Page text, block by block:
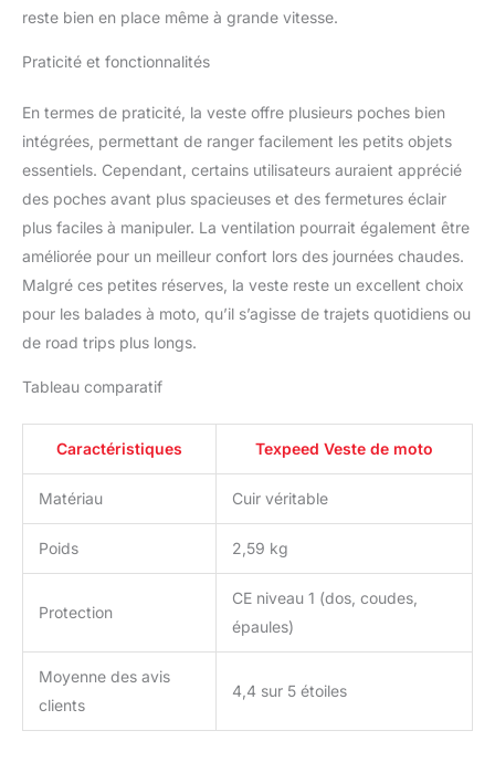
reste bien en place même à grande vitesse.
Praticité et fonctionnalités
En termes de praticité, la veste offre plusieurs poches bien
intégrées, permettant de ranger facilement les petits objets
essentiels. Cependant, certains utilisateurs auraient apprécié
des poches avant plus spacieuses et des fermetures éclair
plus faciles à manipuler. La ventilation pourrait également être
améliorée pour un meilleur confort lors des journées chaudes.
Malgré ces petites réserves, la veste reste un excellent choix
pour les balades à moto, qu’il s’agisse de trajets quotidiens ou
de road trips plus longs.
Tableau comparatif
Caractéristiques Texpeed Veste de moto
Matériau Cuir véritable
Poids 2,59 kg
Protection
CE niveau 1 (dos, coudes,
épaules)
Moyenne des avis
clients
4,4 sur 5 étoiles